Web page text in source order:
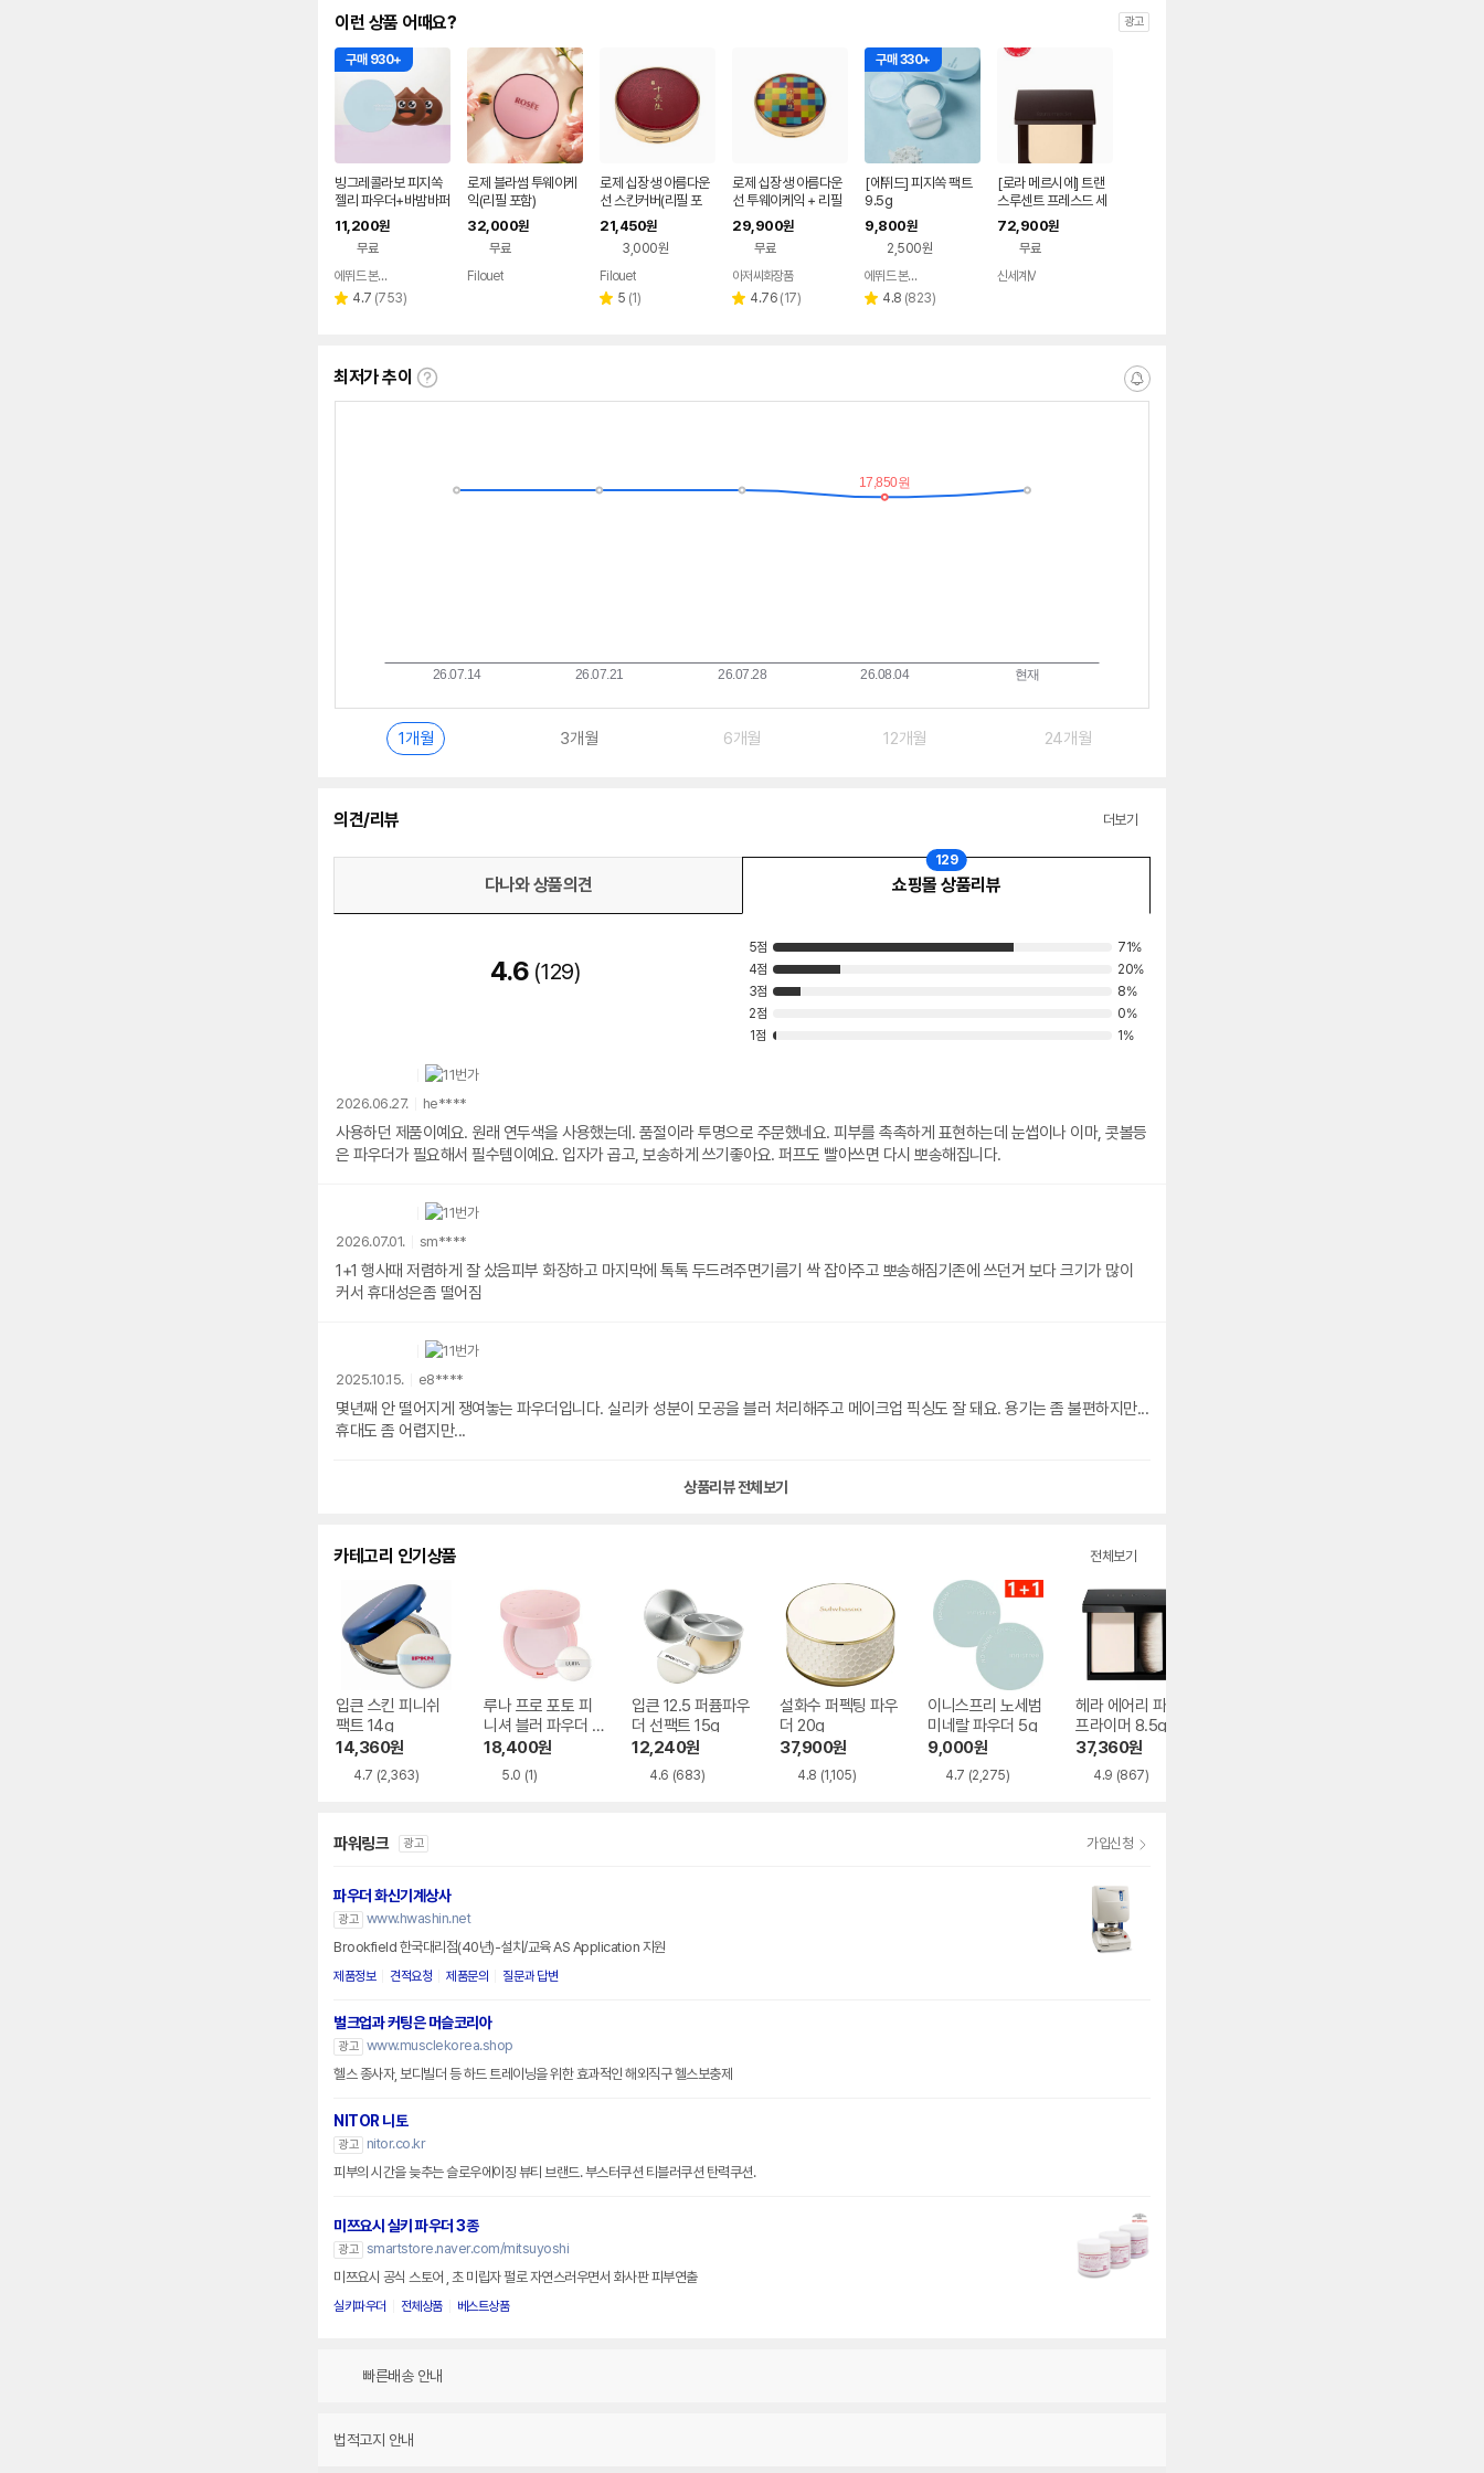
이런 상품 어때요? 광고
구매 930+
빙그레콜라보 피지쏙
젤리 파우더+바밤바퍼
프2매
11,200원
무료
페이
에뛰드 본사직영샵
별 4.7 리
(753)
로제 블라썸 투웨이케
익(리필 포함)
32,000원
무료
Filouet
로제 십장생 아름다운
선 스킨커버(리필 포
함)
21,450원
3,000원
Filouet
별 5 리
(1)
로제 십장생 아름다운
선 투웨이케익 + 리필
포함
29,900원
무료
페이
아저씨화장품
별 4.76 리
(17)
구매 330+
[에뛰드] 피지쏙 팩트
9.5g
9,800원
2,500원
페이
에뛰드 본사직영샵
별 4.8 리
(823)
[로라 메르시에] 트랜
스루센트 프레스드 세
팅 파우더 - 베이지 (C
N129230032)
72,900원
무료
신세계V
최저가 추이
최
알
1개월 3개월 6개월 12개월 24개월
의견/리뷰 더보기
다나와 상품의견 쇼핑몰 상품리뷰
129
4.6 129
5점
71%
4점
20%
3점
8%
2점
0%
1점
1%
2026.06.27. he****
사용하던 제품이예요. 원래 연두색을 사용했는데. 품절이라 투명으로 주문했네요. 피부를 촉촉하게 표현하는데 눈썹이나 이마, 콧볼등
은 파우더가 필요해서 필수템이예요. 입자가 곱고, 보송하게 쓰기좋아요. 퍼프도 빨아쓰면 다시 뽀송해집니다.
2026.07.01. sm****
1+1 행사때 저렴하게 잘 샀음피부 화장하고 마지막에 톡톡 두드려주면기름기 싹 잡아주고 뽀송해짐기존에 쓰던거 보다 크기가 많이
커서 휴대성은좀 떨어짐
2025.10.15. e8****
몇년째 안 떨어지게 쟁여놓는 파우더입니다. 실리카 성분이 모공을 블러 처리해주고 메이크업 픽싱도 잘 돼요. 용기는 좀 불편하지만...
휴대도 좀 어렵지만...
상품리뷰 전체보기
카테고리 인기상품 전체보기
입큰 스킨 피니쉬
팩트 14g
14,360원
4.7 (2,363)
루나 프로 포토 피
니셔 블러 파우더 7
g
18,400원
5.0 (1)
입큰 12.5 퍼퓸파우
더 선팩트 15g
12,240원
4.6 (683)
설화수 퍼펙팅 파우
더 20g
37,900원
4.8 (1,105)
이니스프리 노세범
미네랄 파우더 5g
9,000원
4.7 (2,275)
헤라 에어리 파우더
프라이머 8.5g
37,360원
4.9 (867)
파워링크 광고 가입신청
파우더 화신기계상사
광고 www.hwashin.net
Brookfield 한국대리점(40년)-설치/교육 AS Application 지원
제품정보 견적요청 제품문의 질문과 답변
벌크업과 커팅은 머슬코리아
광고 www.musclekorea.shop
헬스 종사자, 보디빌더 등 하드 트레이닝을 위한 효과적인 해외직구 헬스보충제
NITOR 니토
광고
nitor.co.kr
피부의 시간을 늦추는 슬로우에이징 뷰티 브랜드. 부스터쿠션 티블러쿠션 탄력쿠션.
미쯔요시 실키 파우더 3종
광고 smartstore.naver.com/mitsuyoshi
미쯔요시 공식 스토어 , 초 미립자 펄로 자연스러우면서 화사판 피부연출
실키파우더 전체상품 베스트상품
빠른배송 안내
법적고지 안내